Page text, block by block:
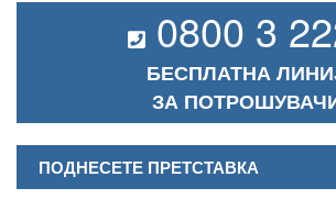
0800 3
БЕСПЛАТНА
ЗА
ПОДНЕСЕТЕ ПРЕТСТАВКА